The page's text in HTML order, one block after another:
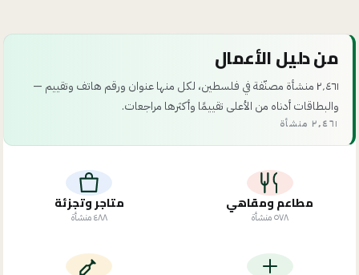
من دليل الأعمال
٢٬٤٦١ منشأة مصنّفة في فلسطين، لكل منها عنوان ورقم هاتف وتقييم —
والبطاقات أدناه من الأعلى تقييمًا وأكثرها مراجعات.
٢٬٤٦١ منشأة
مطاعم ومقاهي
٥٧٨منشأة
متاجر وتجزئة
٤٨٨منشأة